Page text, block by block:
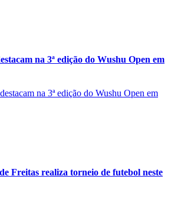
na 3ª edição do Wushu Open em
Freitas realiza torneio de futebol neste